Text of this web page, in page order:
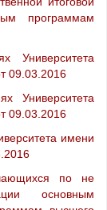
программам
Университета
09.03.2016
Университета
09.03.2016
имени
по не
основным